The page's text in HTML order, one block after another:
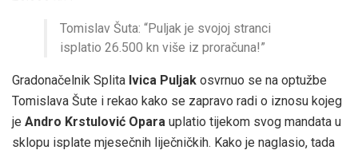
Tomislav Šuta: “Puljak je svojoj stranci
isplatio 26.500 kn više iz proračuna!”
Gradonačelnik Splita Ivica Puljak osvrnuo se na optužbe
Tomislava Šute i rekao kako se zapravo radi o iznosu kojeg
je Andro Krstulović Opara uplatio tijekom svog mandata u
sklopu isplate mjesečnih liječničkih. Kako je naglasio, tada